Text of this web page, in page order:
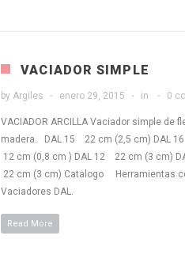
VACIADOR SIMPLE
by Argiles enero 29, 2015 in 0
VACIADOR ARCILLA Vaciador simple de
madera. DAL 15 22 cm (2,5 cm) DAL
12 cm (0,8 cm ) DAL 12 22 cm (3 cm)
22 cm (3 cm) Catalogo Herramientas
Vaciadores DAL.
Read More